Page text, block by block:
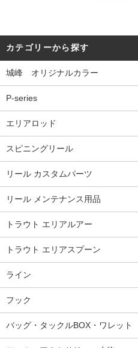
カテゴリーから探す
城峰 オリジナルカラー
P-series
エリアロッド
スピニングリール
リール カスタムパーツ
リール メンテナンス用品
トラウト エリアルアー
トラウト エリアスプーン
ライン
フック
バッグ・タックルBOX・ワレット